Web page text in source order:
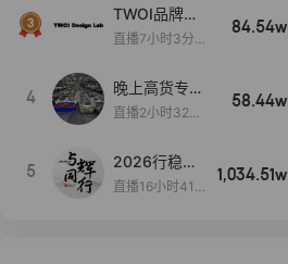
TWOI品牌直
播间新款上
直播7小时3分5
84.54w
4
晚上高货专场
大放漏
直播2小时32分
58.44w
5
2026行稳致
远
直播16小时41
1,034.51w